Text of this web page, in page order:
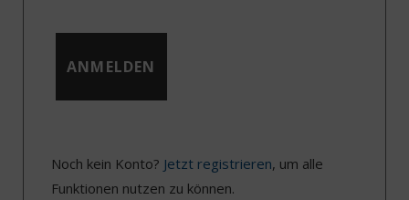
Noch kein Konto? Jetzt registrieren, um alle
Funktionen nutzen zu können.